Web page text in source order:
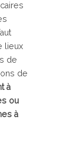
lieux
de
de
à
ou
à